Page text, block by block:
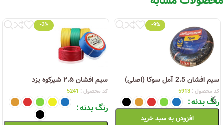
-9%
سیم افشان 2.5 آمل سوکا (اصلی)
کد محصول : 5913
رنگ بدنه
افزودن به سبد خرید
-3%
سیم افشان ۲.۵ شیرکوه یزد
کد محصول : 5241
رنگ بدنه